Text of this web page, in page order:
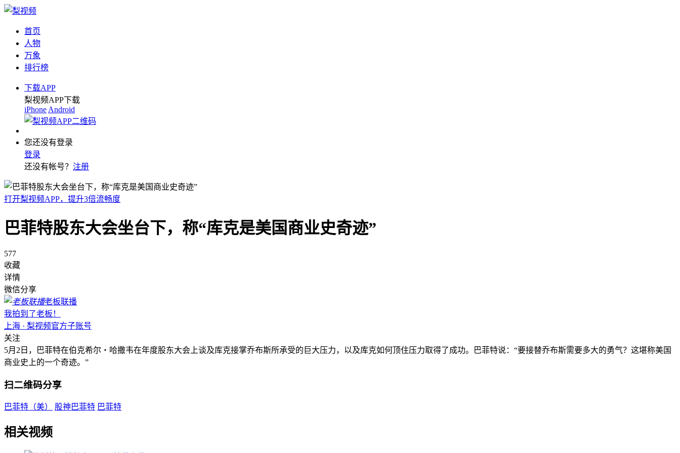
首页
人物
万象
排行榜
下载APP
梨视频APP下载
iPhone Android
您还没有登录
登录
还没有帐号？ 注册
打开梨视频APP，提升3倍流畅度
巴菲特股东大会坐台下，称“库克是美国商业史奇迹”
577
收藏
详情
微信分享
老板联播
我拍到了老板！
上海 · 梨视频官方子账号
关注
5月2日，巴菲特在伯克希尔・哈撒韦在年度股东大会上谈及库克接掌乔布斯所承受的巨大压力，以及库克如何顶住压力取得了成功。巴菲特说：“要接替乔布斯需要多大的勇气？这堪称美国
商业史上的一个奇迹。”
扫二维码分享
巴菲特（美） 股神巴菲特 巴菲特
相关视频